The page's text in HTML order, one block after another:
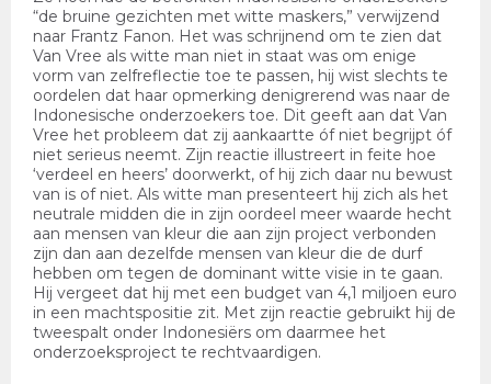
“de bruine gezichten met witte maskers,” verwijzend
naar Frantz Fanon. Het was schrijnend om te zien dat
Van Vree als witte man niet in staat was om enige
vorm van zelfreflectie toe te passen, hij wist slechts te
oordelen dat haar opmerking denigrerend was naar de
Indonesische onderzoekers toe. Dit geeft aan dat Van
Vree het probleem dat zij aankaartte óf niet begrijpt óf
niet serieus neemt. Zijn reactie illustreert in feite hoe
‘verdeel en heers’ doorwerkt, of hij zich daar nu bewust
van is of niet. Als witte man presenteert hij zich als het
neutrale midden die in zijn oordeel meer waarde hecht
aan mensen van kleur die aan zijn project verbonden
zijn dan aan dezelfde mensen van kleur die de durf
hebben om tegen de dominant witte visie in te gaan.
Hij vergeet dat hij met een budget van 4,1 miljoen euro
in een machtspositie zit. Met zijn reactie gebruikt hij de
tweespalt onder Indonesiërs om daarmee het
onderzoeksproject te rechtvaardigen.